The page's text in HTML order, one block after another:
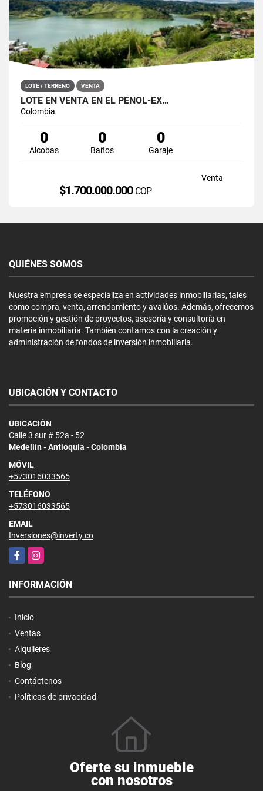
LOTE / TERRENO VENTA
LOTE EN VENTA EN EL PEÑOL-EX…
Colombia
0
Alcobas
0
Baños
0
Garaje
Venta
$1.700.000.000 COP
QUIÉNES SOMOS
Nuestra empresa se especializa en actividades inmobiliarias, tales
como compra, venta, arrendamiento y avalúos. Además, ofrecemos
promoción y gestión de proyectos, asesoría y consultoría en
materia inmobiliaria. También contamos con la creación y
administración de fondos de inversión inmobiliaria.
UBICACIÓN Y CONTACTO
UBICACIÓN
Calle 3 sur # 52a - 52
Medellín - Antioquia - Colombia
MÓVIL
+573016033565
TELÉFONO
+573016033565
EMAIL
Inversiones@inverty.co
FacebookInstagram
INFORMACIÓN
Inicio
Ventas
Alquileres
Blog
Contáctenos
Políticas de privacidad
Oferte su inmueble
con nosotros